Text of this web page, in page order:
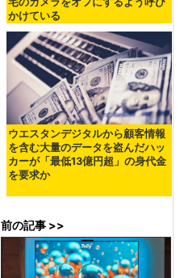
かけている
ウエスタンデジタルから顧客情報
を含む大量のデータを盗んだハッ
カーが「最低13億円超」の身代金
を要求か
前の記事 >>